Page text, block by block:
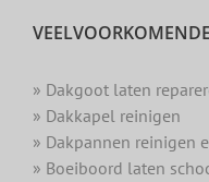
» Dakgoot laten
» Dakkapel reinigen
» Dakpannen reinigen
» Boeiboord laten